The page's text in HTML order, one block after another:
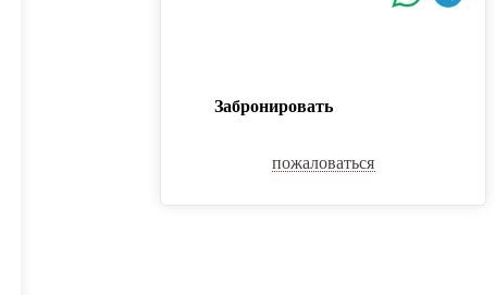
Забронировать
пожаловаться